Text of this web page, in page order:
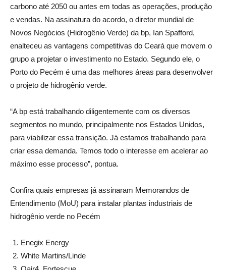
carbono até 2050 ou antes em todas as operações, produção
e vendas. Na assinatura do acordo, o diretor mundial de
Novos Negócios (Hidrogênio Verde) da bp, Ian Spafford,
enalteceu as vantagens competitivas do Ceará que movem o
grupo a projetar o investimento no Estado. Segundo ele, o
Porto do Pecém é uma das melhores áreas para desenvolver
o projeto de hidrogênio verde.
“A bp está trabalhando diligentemente com os diversos
segmentos no mundo, principalmente nos Estados Unidos,
para viabilizar essa transição. Já estamos trabalhando para
criar essa demanda. Temos todo o interesse em acelerar ao
máximo esse processo”, pontua.
Confira quais empresas já assinaram Memorandos de
Entendimento (MoU) para instalar plantas industriais de
hidrogênio verde no Pecém
Enegix Energy
White Martins/Linde